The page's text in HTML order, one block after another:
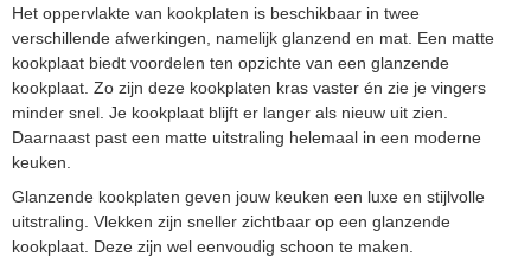
Het oppervlakte van kookplaten is beschikbaar in twee
verschillende afwerkingen, namelijk glanzend en mat. Een matte
kookplaat biedt voordelen ten opzichte van een glanzende
kookplaat. Zo zijn deze kookplaten kras vaster én zie je vingers
minder snel. Je kookplaat blijft er langer als nieuw uit zien.
Daarnaast past een matte uitstraling helemaal in een moderne
keuken.
Glanzende kookplaten geven jouw keuken een luxe en stijlvolle
uitstraling. Vlekken zijn sneller zichtbaar op een glanzende
kookplaat. Deze zijn wel eenvoudig schoon te maken.